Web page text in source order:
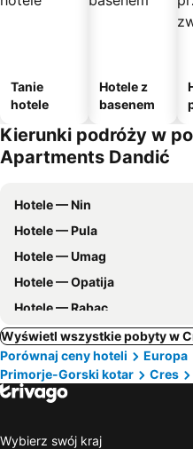
Tanie
hotele
Hotele z
basenem
Kierunki podróży w
Apartments Dandić
Hotele — Nin
Hotele — Pula
Hotele — Umag
Hotele — Opatija
Hotele — Rabac
Wyświetl wszystkie pobyty w
Porównaj ceny hoteli
Europa
Primorje-Gorski kotar
Cres
Wybierz swój kraj